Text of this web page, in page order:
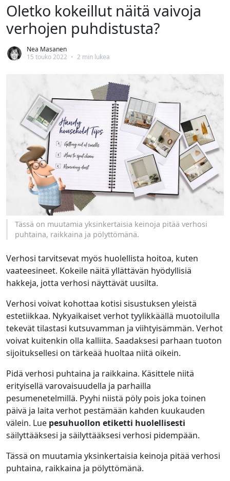
Oletko kokeillut näitä vaivoja
verhojen puhdistusta?
Nea Masanen
15 touko 2022 • 2 min lukea
Tässä on muutamia yksinkertaisia keinoja pitää verhosi
puhtaina, raikkaina ja pölyttömänä.
Verhosi tarvitsevat myös huolellista hoitoa, kuten
vaateesineet. Kokeile näitä yllättävän hyödyllisiä
hakkeja, jotta verhosi näyttävät uusilta.
Verhosi voivat kohottaa kotisi sisustuksen yleistä
estetiikkaa. Nykyaikaiset verhot tyylikkäällä muotoilulla
tekevät tilastasi kutsuvamman ja viihtyisämmän. Verhot
voivat kuitenkin olla kalliita. Saadaksesi parhaan tuoton
sijoituksellesi on tärkeää huoltaa niitä oikein.
Pidä verhosi puhtaina ja raikkaina. Käsittele niitä
erityisellä varovaisuudella ja parhailla
pesumenetelmillä. Pyyhi niistä pöly pois joka toinen
päivä ja laita verhot pestämään kahden kuukauden
välein. Lue pesuhuollon etiketti huolellisesti
säilyttääksesi ja säilyttääksesi verhosi pidempään.
Tässä on muutamia yksinkertaisia keinoja pitää verhosi
puhtaina, raikkaina ja pölyttömänä.